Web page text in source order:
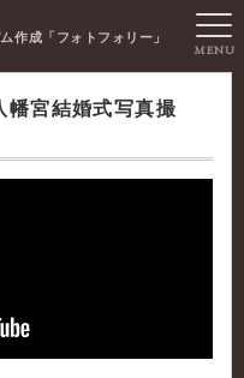
幡宮結婚式写真撮
MENU